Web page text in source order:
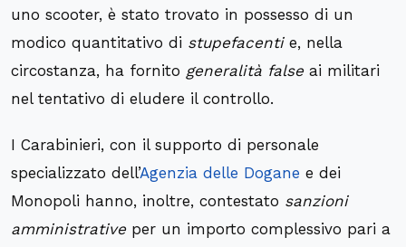
uno scooter, è stato trovato in possesso di un
modico quantitativo di stupefacentie, nella
circostanza, ha fornito generalità falseai militari
nel tentativo di eludere il controllo.
I Carabinieri, con il supporto di personale
specializzato dell’Agenzia delle Dogane e dei
Monopoli hanno, inoltre, contestato sanzioni
amministrativeper un importo complessivo pari a